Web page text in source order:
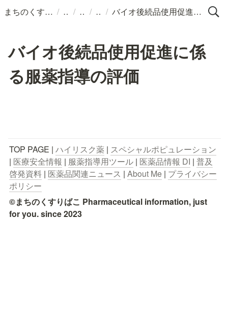
まちのくすりばこ / / / / バイオ後続品使用促進に係る服薬指導の評価
バイオ後続品使用促進に係
る服薬指導の評価
TOP PAGE | ハイリスク薬 | スペシャルポピュレーション
| 医療安全情報 | 服薬指導用ツール | 医薬品情報 DI | 普及
啓発資料 | 医薬品関連ニュース | About Me | プライバシー
ポリシー
©まちのくすりばこ Pharmaceutical information, just
for you. since 2023